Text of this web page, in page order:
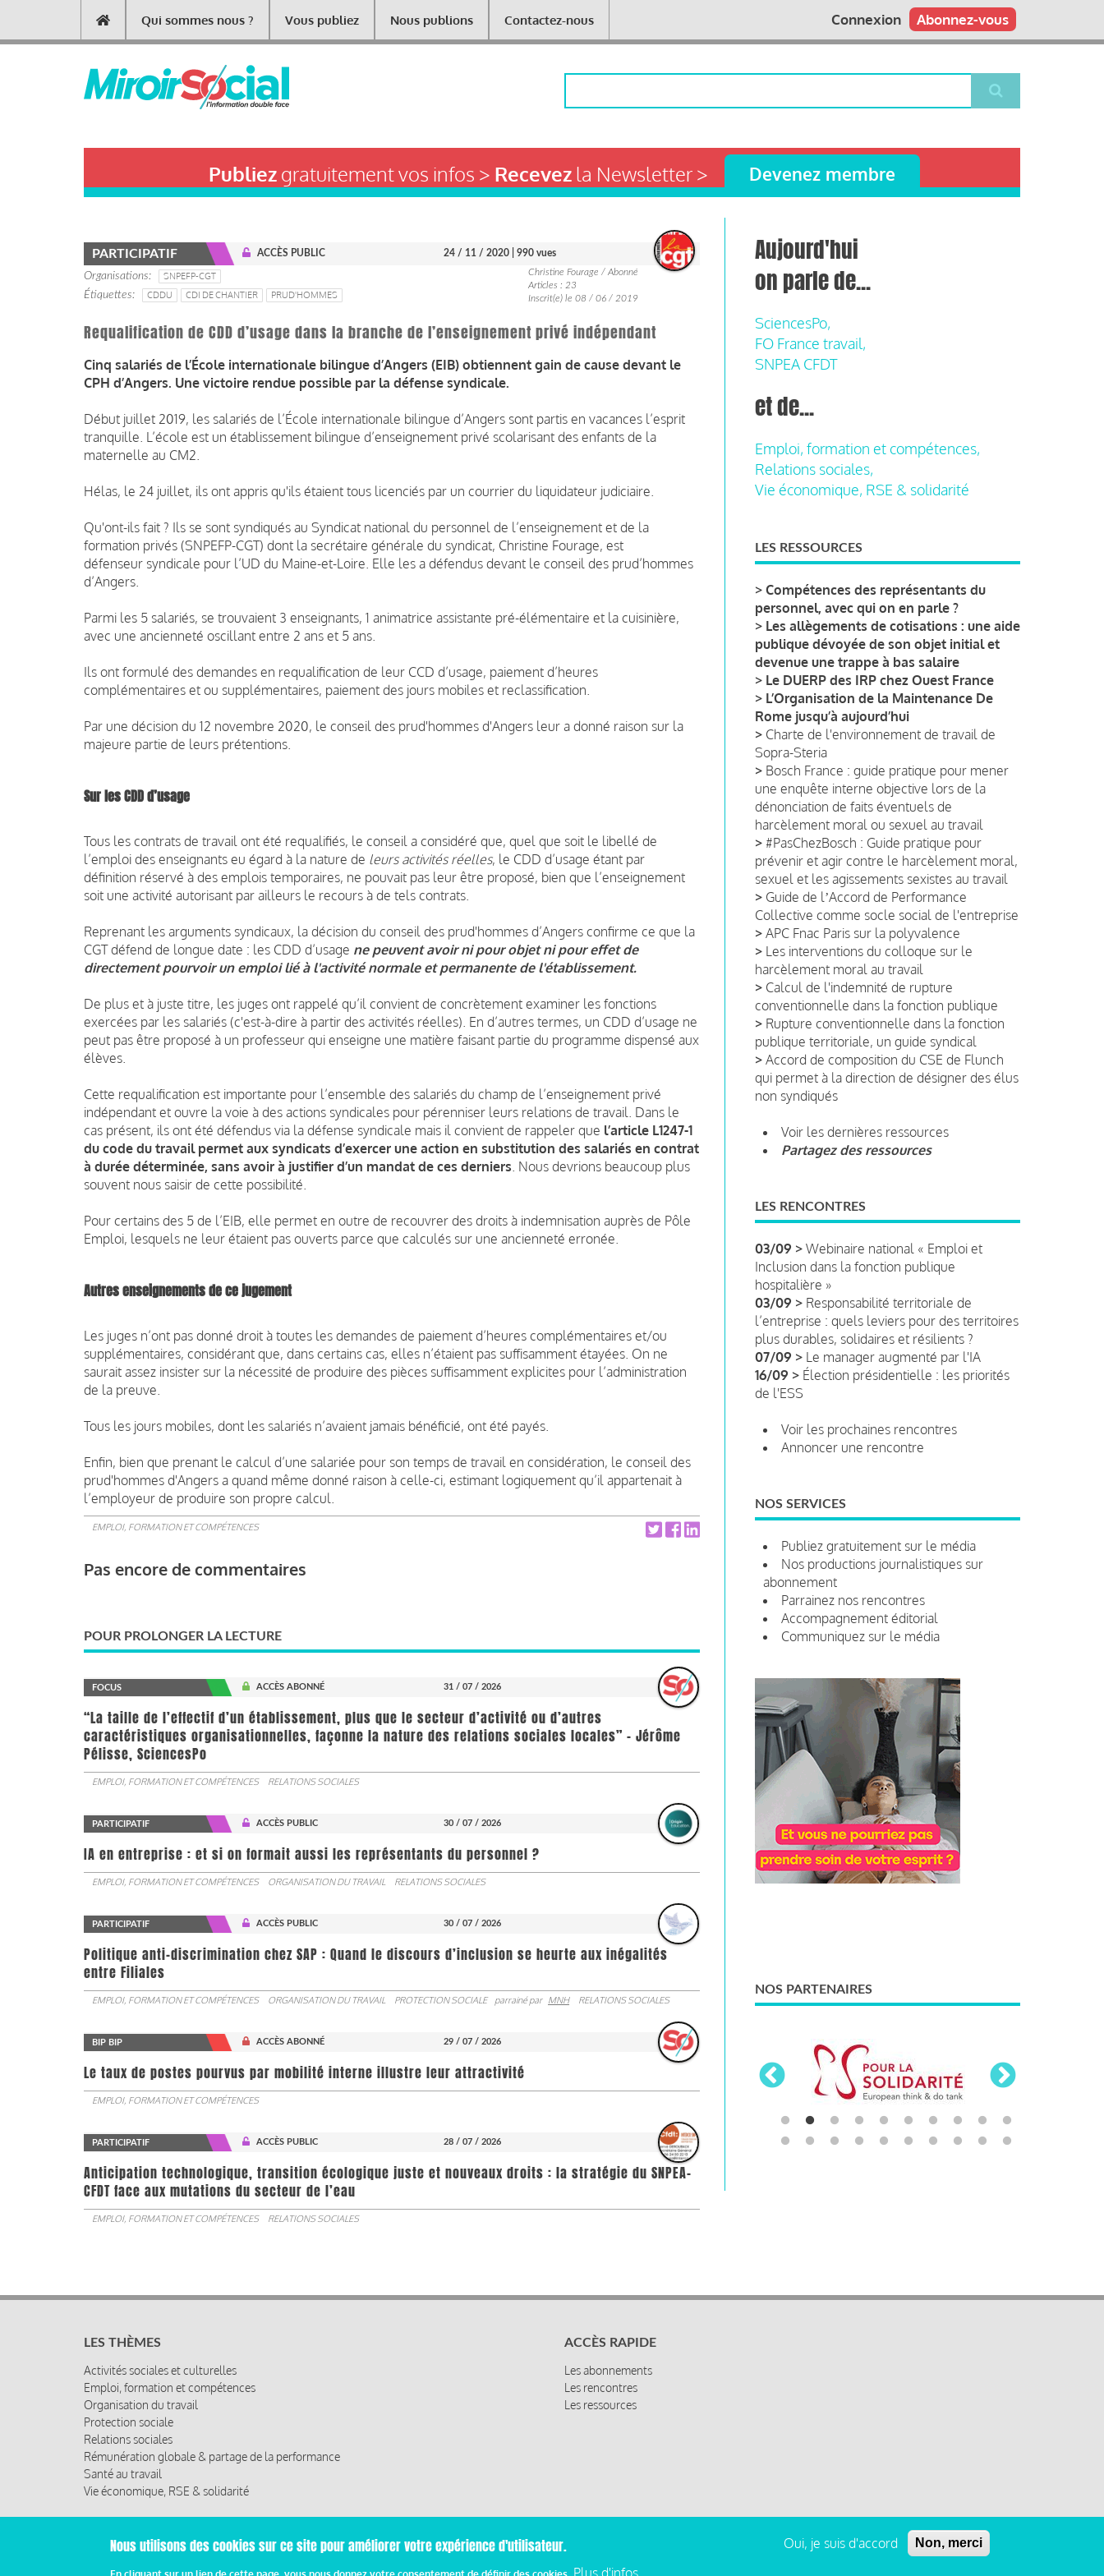
contenu
Main
navigation
Qui sommes nous ? Vous publiez Nous publions Contactez-nous Abonnez-vous
Connexion
Publiezgratuitement vos infos > Recevezla Newsletter > Devenez membre
PARTICIPATIF ACCÈS PUBLIC 24 / 11 / 2020 | 990 vues
Organisations
SNPEFP-CGT
Étiquettes
CDDU CDI DE CHANTIER PRUD'HOMMES
Christine Fourage / Abonné
Articles : 23
Inscrit(e) le 08 / 06 / 2019
Requalification de CDD d’usage dans la branche de l’enseignement privé indépendant
Cinq salariés de l’École internationale bilingue d’Angers (EIB) obtiennent gain de cause devant le
CPH d’Angers. Une victoire rendue possible par la défense syndicale.
Début juillet 2019, les salariés de l’École internationale bilingue d’Angers sont partis en vacances l’esprit
tranquille. L’école est un établissement bilingue d’enseignement privé scolarisant des enfants de la
maternelle au CM2.
Hélas, le 24 juillet, ils ont appris qu'ils étaient tous licenciés par un courrier du liquidateur judiciaire.
Qu'ont-ils fait ? Ils se sont syndiqués au Syndicat national du personnel de l’enseignement et de la
formation privés (SNPEFP-CGT) dont la secrétaire générale du syndicat, Christine Fourage, est
défenseur syndicale pour l’UD du Maine-et-Loire. Elle les a défendus devant le conseil des prud’hommes
d’Angers.
Parmi les 5 salariés, se trouvaient 3 enseignants, 1 animatrice assistante pré-élémentaire et la cuisinière,
avec une ancienneté oscillant entre 2 ans et 5 ans.
Ils ont formulé des demandes en requalification de leur CCD d’usage, paiement d’heures
complémentaires et ou supplémentaires, paiement des jours mobiles et reclassification.
Par une décision du 12 novembre 2020, le conseil des prud'hommes d'Angers leur a donné raison sur la
majeure partie de leurs prétentions.
Sur les CDD d’usage
Tous les contrats de travail ont été requalifiés, le conseil a considéré que, quel que soit le libellé de
l’emploi des enseignants eu égard à la nature de leurs activités réelles, le CDD d’usage étant par
définition réservé à des emplois temporaires, ne pouvait pas leur être proposé, bien que l’enseignement
soit une activité autorisant par ailleurs le recours à de tels contrats.
Reprenant les arguments syndicaux, la décision du conseil des prud'hommes d’Angers confirme ce que la
CGT défend de longue date : les CDD d’usage ne peuvent avoir ni pour objet ni pour effet de
directement pourvoir un emploi lié à l'activité normale et permanente de l'établissement.
De plus et à juste titre, les juges ont rappelé qu’il convient de concrètement examiner les fonctions
exercées par les salariés (c'est-à-dire à partir des activités réelles). En d’autres termes, un CDD d’usage ne
peut pas être proposé à un professeur qui enseigne une matière faisant partie du programme dispensé aux
élèves.
Cette requalification est importante pour l’ensemble des salariés du champ de l’enseignement privé
indépendant et ouvre la voie à des actions syndicales pour pérenniser leurs relations de travail. Dans le
cas présent, ils ont été défendus via la défense syndicale mais il convient de rappeler que l’article L1247-1
du code du travail permet aux syndicats d’exercer une action en substitution des salariés en contrat
à durée déterminée, sans avoir à justifier d’un mandat de ces derniers . Nous devrions beaucoup plus
souvent nous saisir de cette possibilité.
Pour certains des 5 de l’EIB, elle permet en outre de recouvrer des droits à indemnisation auprès de Pôle
Emploi, lesquels ne leur étaient pas ouverts parce que calculés sur une ancienneté erronée.
Autres enseignements de ce jugement
Les juges n’ont pas donné droit à toutes les demandes de paiement d’heures complémentaires et/ou
supplémentaires, considérant que, dans certains cas, elles n’étaient pas suffisamment étayées. On ne
saurait assez insister sur la nécessité de produire des pièces suffisamment explicites pour l’administration
de la preuve.
Tous les jours mobiles, dont les salariés n’avaient jamais bénéficié, ont été payés.
Enfin, bien que prenant le calcul d’une salariée pour son temps de travail en considération, le conseil des
prud'hommes d'Angers a quand même donné raison à celle-ci, estimant logiquement qu’il appartenait à
l’employeur de produire son propre calcul.
EMPLOI, FORMATION ET COMPÉTENCES
Pas encore de commentaires
POUR PROLONGER LA LECTURE
FOCUS ACCÈS ABONNÉ 31 / 07 / 2026
“La taille de l’effectif d’un établissement, plus que le secteur d’activité ou d’autres
caractéristiques organisationnelles, façonne la nature des relations sociales locales” - Jérôme
Pélisse, SciencesPo
EMPLOI, FORMATION ET COMPÉTENCES RELATIONS SOCIALES
PARTICIPATIF ACCÈS PUBLIC 30 / 07 / 2026
IA en entreprise : et si on formait aussi les représentants du personnel ?
EMPLOI, FORMATION ET COMPÉTENCES ORGANISATION DU TRAVAIL RELATIONS SOCIALES
PARTICIPATIF ACCÈS PUBLIC 30 / 07 / 2026
Politique anti-discrimination chez SAP : Quand le discours d’inclusion se heurte aux inégalités
entre Filiales
EMPLOI, FORMATION ET COMPÉTENCES ORGANISATION DU TRAVAIL PROTECTION SOCIALE parrainé par MNH RELATIONS SOCIALES
BIP BIP ACCÈS ABONNÉ 29 / 07 / 2026
Le taux de postes pourvus par mobilité interne illustre leur attractivité
EMPLOI, FORMATION ET COMPÉTENCES
PARTICIPATIF ACCÈS PUBLIC 28 / 07 / 2026
Anticipation technologique, transition écologique juste et nouveaux droits : la stratégie du SNPEA-
CFDT face aux mutations du secteur de l’eau
EMPLOI, FORMATION ET COMPÉTENCES RELATIONS SOCIALES
Aujourd'hui
on parle de...
SciencesPo,
FO France travail,
SNPEA CFDT
et de...
Emploi, formation et compétences,
Relations sociales,
Vie économique, RSE & solidarité
LES RESSOURCES
> Compétences des représentants du
personnel, avec qui on en parle ?
> Les allègements de cotisations : une aide
publique dévoyée de son objet initial et
devenue une trappe à bas salaire
> Le DUERP des IRP chez Ouest France
> L’Organisation de la Maintenance De
Rome jusqu’à aujourd’hui
> Charte de l'environnement de travail de
Sopra-Steria
> Bosch France : guide pratique pour mener
une enquête interne objective lors de la
dénonciation de faits éventuels de
harcèlement moral ou sexuel au travail
> #PasChezBosch : Guide pratique pour
prévenir et agir contre le harcèlement moral,
sexuel et les agissements sexistes au travail
> Guide de lʼAccord de Performance
Collective comme socle social de l'entreprise
> APC Fnac Paris sur la polyvalence
> Les interventions du colloque sur le
harcèlement moral au travail
> Calcul de l'indemnité de rupture
conventionnelle dans la fonction publique
> Rupture conventionnelle dans la fonction
publique territoriale, un guide syndical
> Accord de composition du CSE de Flunch
qui permet à la direction de désigner des élus
non syndiqués
Voir les dernières ressources
Partagez des ressources
LES RENCONTRES
03/09 > Webinaire national « Emploi et
Inclusion dans la fonction publique
hospitalière »
03/09 > Responsabilité territoriale de
l’entreprise : quels leviers pour des territoires
plus durables, solidaires et résilients ?
07/09 > Le manager augmenté par l'IA
16/09 > Élection présidentielle : les priorités
de l'ESS
Voir les prochaines rencontres
Annoncer une rencontre
NOS SERVICES
Publiez gratuitement sur le média
Nos productions journalistiques sur
abonnement
Parrainez nos rencontres
Accompagnement éditorial
Communiquez sur le média
NOS PARTENAIRES
LES THÈMES
Activités sociales et culturelles
Emploi, formation et compétences
Organisation du travail
Protection sociale
Relations sociales
Rémunération globale & partage de la performance
Santé au travail
Vie économique, RSE & solidarité
ACCÈS RAPIDE
Les abonnements
Les rencontres
Les ressources
Mentions légales et condition générale d’utilisation et d’abonnement
Nous utilisons des cookies sur ce site pour améliorer votre expérience d'utilisateur.
Plus d'infos
Oui, je suis d'accord Non, merci